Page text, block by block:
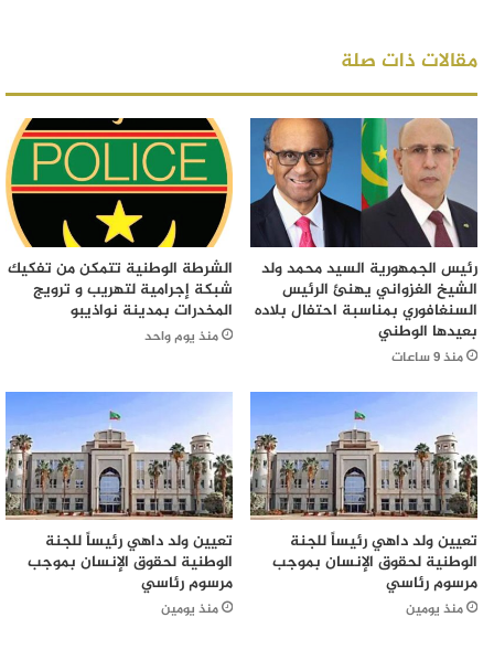
مقالات ذات صلة
رئيس الجمهورية السيد محمد ولد
الشيخ الغزواني يهنئ الرئيس
السنغافوري بمناسبة احتفال بلاده
بعيدها الوطني
منذ 9 ساعات
الشرطة الوطنية تتمكن من تفكيك
شبكة إجرامية لتهريب و ترويج
المخدرات بمدينة نواذيبو
منذ يوم واحد
تعيين ولد داهي رئيساً للجنة
الوطنية لحقوق الإنسان بموجب
مرسوم رئاسي
منذ يومين
تعيين ولد داهي رئيساً للجنة
الوطنية لحقوق الإنسان بموجب
مرسوم رئاسي
منذ يومين